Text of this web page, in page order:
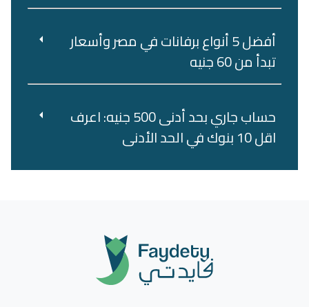
أفضل 5 أنواع برفانات في مصر وأسعار
تبدأ من 60 جنيه
حساب جاري بحد أدنى 500 جنيه: اعرف
اقل 10 بنوك في الحد الأدنى